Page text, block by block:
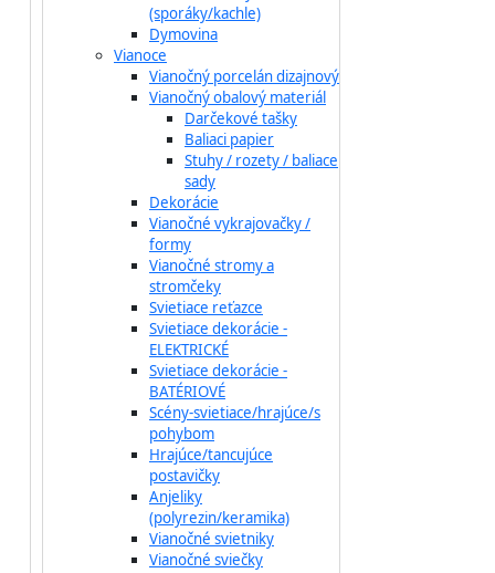
(sporáky/kachle)
Dymovina
Vianoce
Vianočný porcelán dizajnový
Vianočný obalový materiál
Darčekové tašky
Baliaci papier
Stuhy / rozety / baliace
sady
Dekorácie
Vianočné vykrajovačky /
formy
Vianočné stromy a
stromčeky
Svietiace reťazce
Svietiace dekorácie -
ELEKTRICKÉ
Svietiace dekorácie -
BATÉRIOVÉ
Scény-svietiace/hrajúce/s
pohybom
Hrajúce/tancujúce
postavičky
Anjeliky
(polyrezin/keramika)
Vianočné svietniky
Vianočné sviečky